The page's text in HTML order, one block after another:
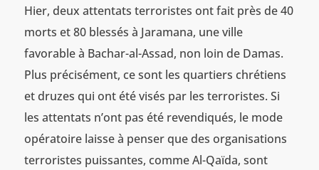
Hier, deux attentats terroristes ont fait près de 40
morts et 80 blessés à Jaramana, une ville
favorable à Bachar-al-Assad, non loin de Damas.
Plus précisément, ce sont les quartiers chrétiens
et druzes qui ont été visés par les terroristes. Si
les attentats n’ont pas été revendiqués, le mode
opératoire laisse à penser que des organisations
terroristes puissantes, comme Al-Qaïda, sont